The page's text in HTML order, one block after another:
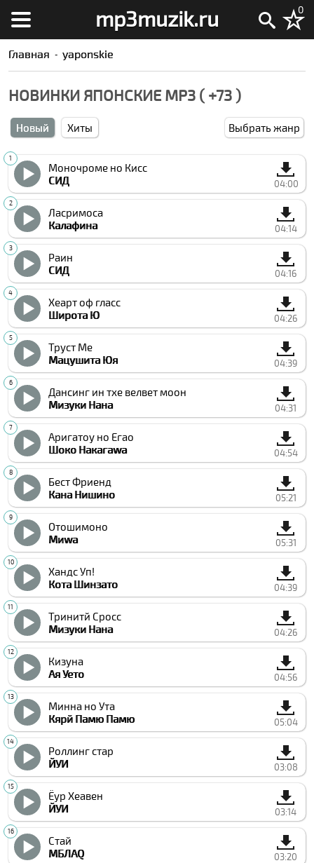
mp3muzik.ru 0
Главная yaponskie
НОВИНКИ ЯПОНСКИЕ MP3 ( +73 )
Новый Хиты Выбрать жанр
Моночроме но Кисс
СИД
04:00
Лаcримоса
Калафина
04:14
Раин
СИД
04:16
Хеарт оф гласс
Широта Ю
04:26
Труст Ме
Мацушита Юя
04:39
Данcинг ин тхе велвет моон
Мизуки Нана
04:31
Аригатоу но Егао
Шоко Накагаwа
04:54
Бест Фриенд
Кана Нишино
05:21
Отошимоно
Миwа
05:31
Хандс Уп!
Кота Шинзато
04:39
Тринитй Cросс
Мизуки Нана
04:26
Кизуна
Ая Уето
04:56
Минна но Ута
Кярй Памю Памю
05:04
Роллинг стар
ЙУИ
03:08
Ёур Хеавен
ЙУИ
03:14
Стай
МБЛАQ
03:20